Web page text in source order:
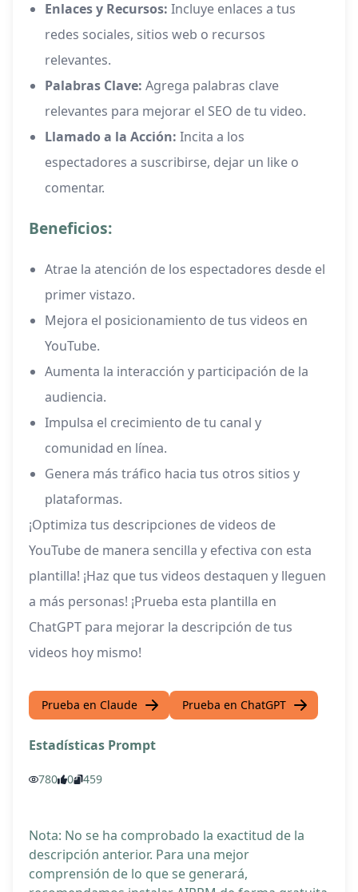
Enlaces y Recursos: Incluye enlaces a tus
redes sociales, sitios web o recursos
relevantes.
Palabras Clave: Agrega palabras clave
relevantes para mejorar el SEO de tu video.
Llamado a la Acción: Incita a los
espectadores a suscribirse, dejar un like o
comentar.
Beneficios:
Atrae la atención de los espectadores desde el
primer vistazo.
Mejora el posicionamiento de tus videos en
YouTube.
Aumenta la interacción y participación de la
audiencia.
Impulsa el crecimiento de tu canal y
comunidad en línea.
Genera más tráfico hacia tus otros sitios y
plataformas.
¡Optimiza tus descripciones de videos de
YouTube de manera sencilla y efectiva con esta
plantilla! ¡Haz que tus videos destaquen y lleguen
a más personas! ¡Prueba esta plantilla en
ChatGPT para mejorar la descripción de tus
videos hoy mismo!
Prueba en Claude Prueba en ChatGPT
Estadísticas Prompt
780 0 459
Nota: No se ha comprobado la exactitud de la
descripción anterior. Para una mejor
comprensión de lo que se generará,